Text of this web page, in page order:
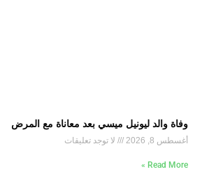
وفاة والد ليونيل ميسي بعد معاناة مع المرض
أغسطس 8, 2026 لا توجد تعليقات
Read More »